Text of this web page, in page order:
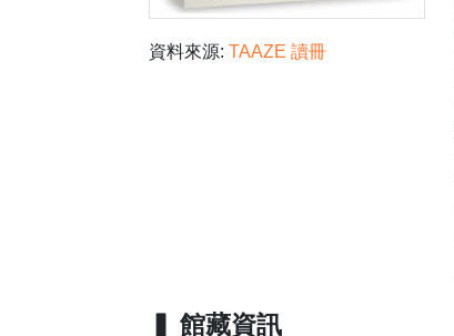
資料來源: TAAZE 讀冊
館藏資訊